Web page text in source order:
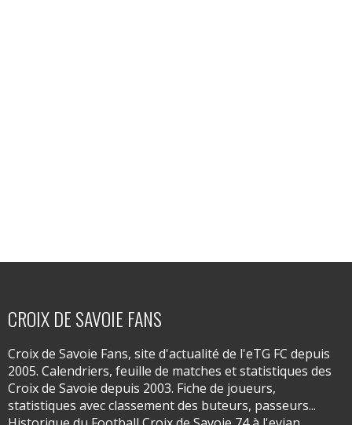
CROIX DE SAVOIE FANS
Croix de Savoie Fans, site d'actualité de l'eTG FC depuis
2005. Calendriers, feuille de matches et statistiques des
Croix de Savoie depuis 2003. Fiche de joueurs,
statistiques avec classement des buteurs, passeurs...